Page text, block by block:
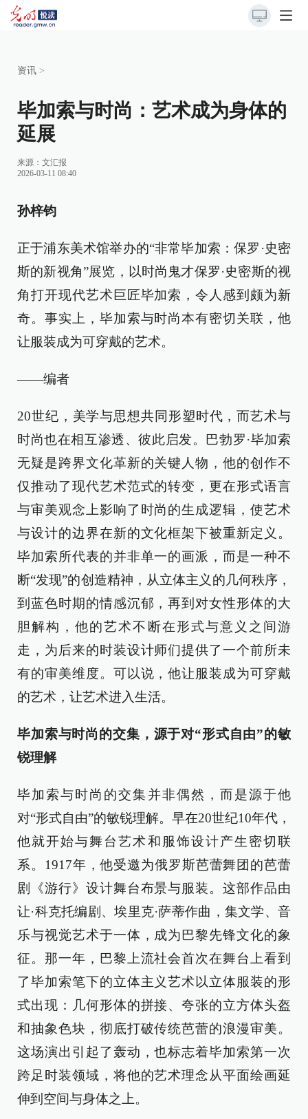
资讯 >
毕加索与时尚：艺术成为身体的
延展
来源： 文汇报
2026-03-11 08:40
孙梓钧
正于浦东美术馆举办的“非常毕加索：保罗·史密
斯的新视角”展览，以时尚鬼才保罗·史密斯的视
角打开现代艺术巨匠毕加索，令人感到颇为新
奇。事实上，毕加索与时尚本有密切关联，他
让服装成为可穿戴的艺术。
——编者
20世纪，美学与思想共同形塑时代，而艺术与
时尚也在相互渗透、彼此启发。巴勃罗·毕加索
无疑是跨界文化革新的关键人物，他的创作不
仅推动了现代艺术范式的转变，更在形式语言
与审美观念上影响了时尚的生成逻辑，使艺术
与设计的边界在新的文化框架下被重新定义。
毕加索所代表的并非单一的画派，而是一种不
断“发现”的创造精神，从立体主义的几何秩序，
到蓝色时期的情感沉郁，再到对女性形体的大
胆解构，他的艺术不断在形式与意义之间游
走，为后来的时装设计师们提供了一个前所未
有的审美维度。可以说，他让服装成为可穿戴
的艺术，让艺术进入生活。
毕加索与时尚的交集，源于对“形式自由”的敏
锐理解
毕加索与时尚的交集并非偶然，而是源于他
对“形式自由”的敏锐理解。早在20世纪10年代，
他就开始与舞台艺术和服饰设计产生密切联
系。1917年，他受邀为俄罗斯芭蕾舞团的芭蕾
剧《游行》设计舞台布景与服装。这部作品由
让·科克托编剧、埃里克·萨蒂作曲，集文学、音
乐与视觉艺术于一体，成为巴黎先锋文化的象
征。那一年，巴黎上流社会首次在舞台上看到
了毕加索笔下的立体主义艺术以立体服装的形
式出现：几何形体的拼接、夸张的立方体头盔
和抽象色块，彻底打破传统芭蕾的浪漫审美。
这场演出引起了轰动，也标志着毕加索第一次
跨足时装领域，将他的艺术理念从平面绘画延
伸到空间与身体之上。